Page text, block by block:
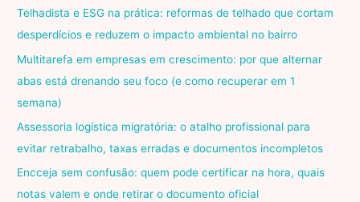
Telhadista e ESG na prática: reformas de telhado que cortam
desperdícios e reduzem o impacto ambiental no bairro
Multitarefa em empresas em crescimento: por que alternar
abas está drenando seu foco (e como recuperar em 1
semana)
Assessoria logística migratória: o atalho profissional para
evitar retrabalho, taxas erradas e documentos incompletos
Encceja sem confusão: quem pode certificar na hora, quais
notas valem e onde retirar o documento oficial